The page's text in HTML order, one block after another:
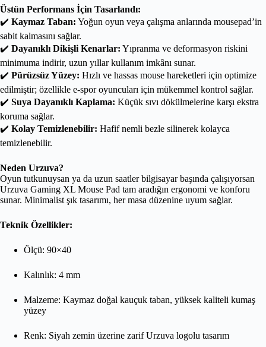
Üstün Performans İçin Tasarlandı:
✔️ Kaymaz Taban: Yoğun oyun veya çalışma anlarında mousepad’in
sabit kalmasını sağlar.
✔️ Dayanıklı Dikişli Kenarlar: Yıpranma ve deformasyon riskini
minimuma indirir, uzun yıllar kullanım imkânı sunar.
✔️ Pürüzsüz Yüzey: Hızlı ve hassas mouse hareketleri için optimize
edilmiştir; özellikle e-spor oyuncuları için mükemmel kontrol sağlar.
✔️ Suya Dayanıklı Kaplama: Küçük sıvı dökülmelerine karşı ekstra
koruma sağlar.
✔️ Kolay Temizlenebilir: Hafif nemli bezle silinerek kolayca
temizlenebilir.
Neden Urzuva?
Oyun tutkunuysan ya da uzun saatler bilgisayar başında çalışıyorsan
Urzuva Gaming XL Mouse Pad tam aradığın ergonomi ve konforu
sunar. Minimalist şık tasarımı, her masa düzenine uyum sağlar.
Teknik Özellikler:
Ölçü: 90×40
Kalınlık: 4 mm
Malzeme: Kaymaz doğal kauçuk taban, yüksek kaliteli kumaş
yüzey
Renk: Siyah zemin üzerine zarif Urzuva logolu tasarım